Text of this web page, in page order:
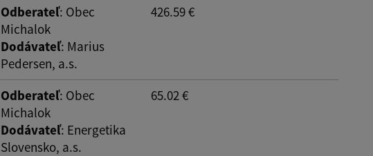
Odberateľ: Obec
Michalok
Dodávateľ: Marius
Pedersen, a.s.
426.59 €
Odberateľ: Obec
Michalok
Dodávateľ: Energetika
Slovensko, a.s.
65.02 €